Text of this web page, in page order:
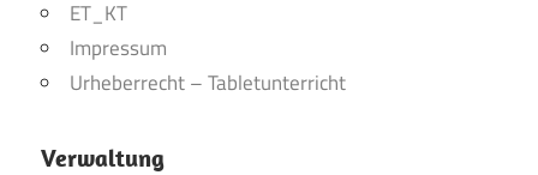
ET_KT
Impressum
Urheberrecht – Tabletunterricht
Verwaltung